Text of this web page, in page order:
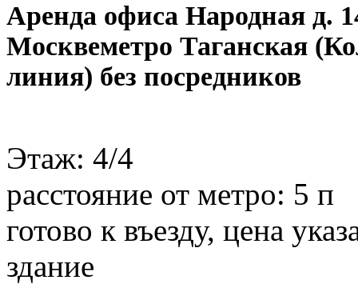
Аренда офиса Народная д.
Москвеметро Таганская
линия) без посредников
Этаж: 4/4
расстояние от метро: 5 п
готово к въезду, цена
здание